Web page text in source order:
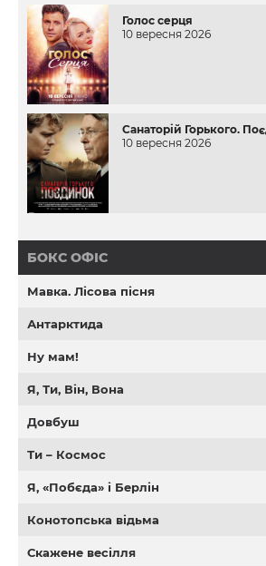
Голос серця
10 вересня 2026
Санаторій Горького.
10 вересня 2026
БОКС ОФІС
Мавка. Лісова пісня
Антарктида
Ну мам!
Я, Ти, Він, Вона
Довбуш
Ти – Космос
Я, «Побєда» і Берлін
Конотопська відьма
Скажене весілля